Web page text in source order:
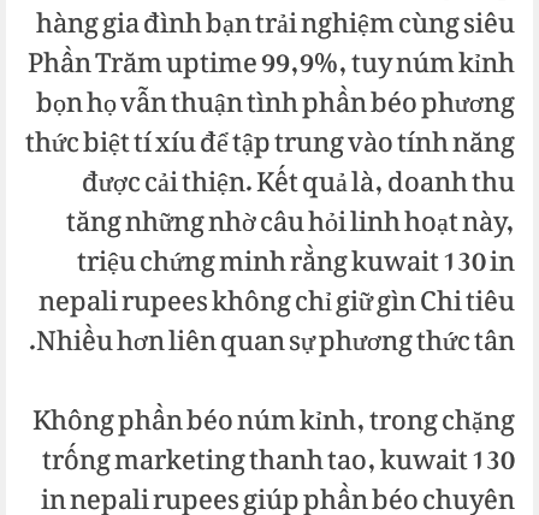
hàng gia đình bạn trải nghiệm cùng siêu
Phần Trăm uptime 99,9%, tuy núm kỉnh
bọn họ vẫn thuận tình phần béo phương
thức biệt tí xíu để tập trung vào tính năng
được cải thiện. Kết quả là, doanh thu
tăng những nhờ câu hỏi linh hoạt này,
triệu chứng minh rằng kuwait 130 in
nepali rupees không chỉ giữ gìn Chi tiêu
Nhiều hơn liên quan sự phương thức tân.
Không phần béo núm kỉnh, trong chặng
trống marketing thanh tao, kuwait 130